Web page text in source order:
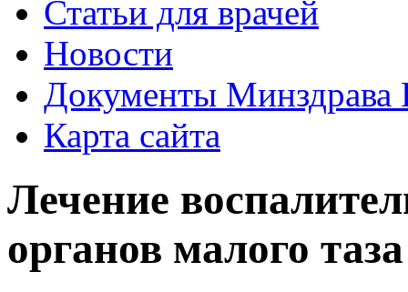
Статьи для врачей
Новости
Документы
Карта сайта
Лечение
органов малого